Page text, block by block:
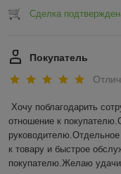
Сделка
Покупатель
Хочу поблагодарить
отношение к
к товару и быстрое
покупателю.Желаю